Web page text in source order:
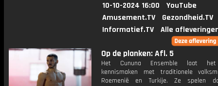
10-10-2024 16:00
YouTube
Amusement.TV
Gezondheid.TV
Informatief.TV
Alle
Op de planken: Afl. 5
Het Cununa Ensemble laat het
kennismaken met traditionele
Roemenië en Turkije. Ze spelen